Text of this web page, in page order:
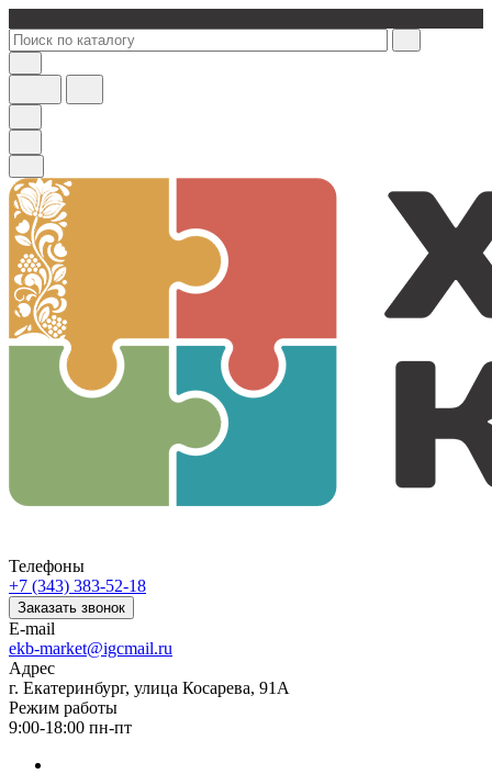
Телефоны
+7 (343) 383-52-18
Заказать звонок
E-mail
ekb-market@igcmail.ru
Адрес
г. Екатеринбург, улица Косарева, 91А
Режим работы
9:00-18:00 пн-пт